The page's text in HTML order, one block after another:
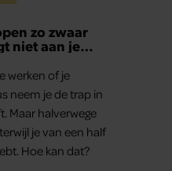
zo zwaar
niet aan je
werken of je
neem je de trap in
Maar halverwege
je van een half
Hoe kan dat?